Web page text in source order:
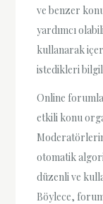
ve benzer
yardımcı
kullanarak
istedikleri
Online
etkili konu
otomatik
düzenli ve
Böylece,